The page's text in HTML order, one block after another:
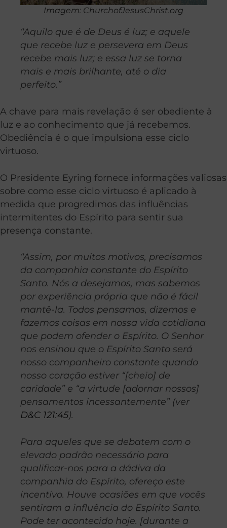
Imagem: ChurchofJesusChrist.org
“Aquilo que é de Deus é luz; e aquele
que recebe luz e persevera em Deus
recebe mais luz; e essa luz se torna
mais e mais brilhante, até o dia
perfeito.”
A chave para mais revelação é ser obediente à
luz e ao conhecimento que já recebemos.
Obediência é o que impulsiona esse ciclo
virtuoso.
O Presidente Eyring fornece informações valiosas
sobre como esse ciclo virtuoso é aplicado à
medida que progredimos das influências
intermitentes do Espírito para sentir sua
presença constante.
“Assim, por muitos motivos, precisamos
da companhia constante do Espírito
Santo. Nós a desejamos, mas sabemos
por experiência própria que não é fácil
mantê-la. Todos pensamos, dizemos e
fazemos coisas em nossa vida cotidiana
que podem ofender o Espírito. O Senhor
nos ensinou que o Espírito Santo será
nosso companheiro constante quando
nosso coração estiver “[cheio] de
caridade” e “a virtude [adornar nossos]
pensamentos incessantemente” (ver
D&C 121:45).
Para aqueles que se debatem com o
elevado padrão necessário para
qualificar-nos para a dádiva da
companhia do Espírito, ofereço este
incentivo. Houve ocasiões em que vocês
sentiram a influência do Espírito Santo.
Pode ter acontecido hoje. [durante a